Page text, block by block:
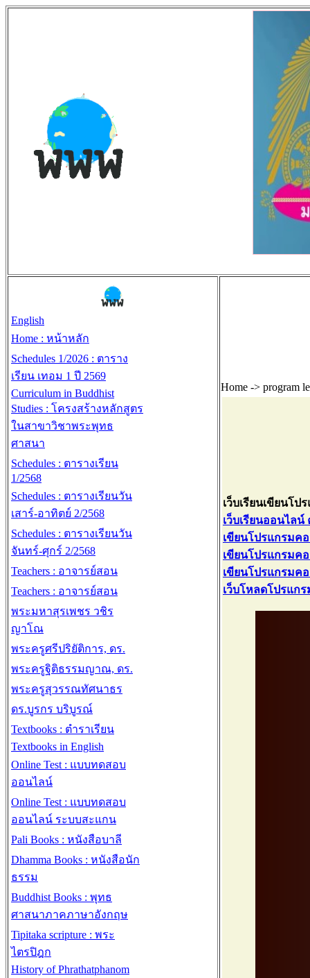
English
Home : หน้าหลัก
Schedules 1/2026 : ตาราง
เรียน เทอม 1 ปี 2569
Curriculum in Buddhist
Studies : โครงสร้างหลักสูตร
ในสาขาวิชาพระพุทธ
ศาสนา
Schedules : ตารางเรียน
1/2568
Schedules : ตารางเรียนวัน
เสาร์-อาทิตย์ 2/2568
Schedules : ตารางเรียนวัน
จันทร์-ศุกร์ 2/2568
Teachers : อาจารย์สอน
Teachers : อาจารย์สอน
พระมหาสุรเพชร วชิร
ญาโณ
พระครูศรีปริยัติการ, ดร.
พระครูฐิติธรรมญาณ, ดร.
พระครูสุวรรณทัศนาธร
ดร.บูรกร บริบูรณ์
Textbooks : ตำราเรียน
Textbooks in English
Online Test : แบบทดสอบ
ออนไลน์
Online Test : แบบทดสอบ
ออนไลน์ ระบบสะแกน
Pali Books : หนังสือบาลี
Dhamma Books : หนังสือนัก
ธรรม
Buddhist Books : พุทธ
ศาสนาภาคภาษาอังกฤษ
Tipitaka scripture : พระ
ไตรปิฎก
History of Phrathatphanom
Home -> program
เว็บเรียนเขียนโป
เว็บเรียนออนไลน์
เขียนโปรแกรมค
เขียนโปรแกรมค
เขียนโปรแกรมค
เว็บโหลดโปรแก